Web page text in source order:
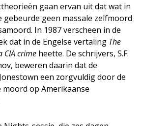
gaan ervan uit dat wat in
gebeurde geen massale zelfmoord
In 1987 verscheen in de
dat in de Engelse vertaling The
CIA crime heette. De schrijvers, S.F.
beweren daarin dat de
een zorgvuldig door de
moord op Amerikaanse